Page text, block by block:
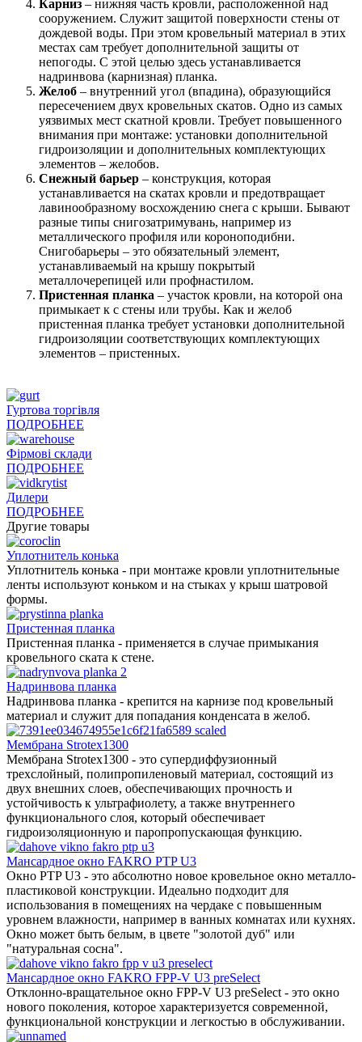
Карниз – нижняя часть кровли, расположенной над
сооружением. Служит защитой поверхности стены от
дождевой воды. При этом кровельный материал в этих
местах сам требует дополнительной защиты от
непогоды. С этой целью здесь устанавливается
надринвова (карнизная) планка.
Желоб – внутренний угол (впадина), образующийся
пересечением двух кровельных скатов. Одно из самых
уязвимых мест скатной кровли. Требует повышенного
внимания при монтаже: установки дополнительной
гидроизоляции и дополнительных комплектующих
элементов – желобов.
Снежный барьер – конструкция, которая
устанавливается на скатах кровли и предотвращает
лавинообразному восхождению снега с крыши. Бывают
разные типы снигозатримувань, например из
металлического профиля или короноподибни.
Снигобарьеры – это обязательный элемент,
устанавливаемый на крышу покрытый
металлочерепицей или профнастилом.
Пристенная планка – участок кровли, на которой она
примыкает к с стены или трубы. Как и желоб
пристенная планка требует установки дополнительной
гидроизоляции соответствующих комплектующих
элементов – пристенных.
Гуртова торгівля
ПОДРОБНЕЕ
Фірмові склади
ПОДРОБНЕЕ
Дилери
ПОДРОБНЕЕ
Другие товары
Уплотнитель конька
Уплотнитель конька - при монтаже кровли уплотнительные
ленты используют коньком и на стыках у крыш шатровой
формы.
Пристенная планка
Пристенная планка - применяется в случае примыкания
кровельного ската к стене.
Надринвова планка
Надринвова планка - крепится на карнизе под кровельный
материал и служит для попадания конденсата в желоб.
Мембрана Strotex1300
Мембрана Strotex1300 - это супердиффузионный
трехслойный, полипропиленовый материал, состоящий из
двух внешних слоев, обеспечивающих прочность и
устойчивость к ультрафиолету, а также внутреннего
функционального слоя, который обеспечивает
гидроизоляционную и паропропускающая функцию.
Мансардное окно FAKRO PTP U3
Окно PTP U3 - это абсолютно новое кровельное окно металло-
пластиковой конструкции. Идеально подходит для
использования в помещениях на чердаке с повышенным
уровнем влажности, например в ванных комнатах или кухнях.
Окно может быть белым, в цвете "золотой дуб" или
"натуральная сосна".
Мансардное окно FAKRO FPP-V U3 preSelect
Отклонно-вращательное окно FPP-V U3 preSelect - это окно
нового поколения, которое характеризуется современной,
функциональной конструкции и легкостью в обслуживании.